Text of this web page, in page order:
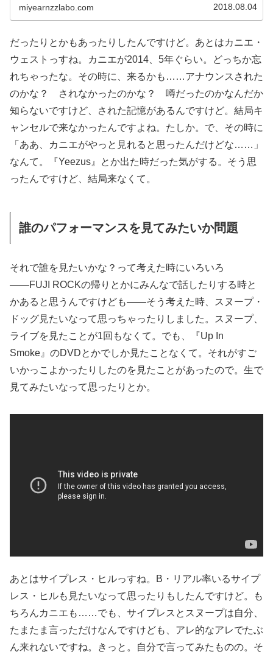
miyearnzzlabo.com 2018.08.04
だったりとかもあったりしたんですけど。あとはカニエ・
ウェストっすね。カニエが2014、5年ぐらい。どっちか忘
れちゃったな。その時に、来るかも……アナウンスされた
のかな？ されなかったのかな？ 噂だったのかなんだか
知らないですけど、された記憶があるんですけど。結局キ
ャンセルで来なかったんですよね。たしか。で、その時に
「ああ、カニエがやっと見れると思ったんだけどな……」
なんて。『Yeezus』とか出た時だった気がする。そう思
ったんですけど、結局来なくて。
誰のパフォーマンスを見てみたいか問題
それで誰を見たいかな？って考えた時にいろいろ
――FUJI ROCKの帰りとかにみんなで話したりする時と
かあると思うんですけども――そう考えた時、スヌープ・
ドッグ見たいなって思っちゃったりしました。スヌープ、
ライブを見たことが1回もなくて。でも、『Up In
Smoke』のDVDとかでしか見たことなくて。それがすご
いかっこよかったりしたのを見たことがあったので。生で
見てみたいなって思ったりとか。
あとはサイプレス・ヒルっすね。B・リアル率いるサイプ
レス・ヒルも見たいなって思ったりもしたんですけど。も
ちろんカニエも……でも、サイプレスとスヌープは自分、
たまたま言っただけなんですけども、アレ的なアレでたぶ
ん来れないですね。きっと。自分で言ってみたものの。そ